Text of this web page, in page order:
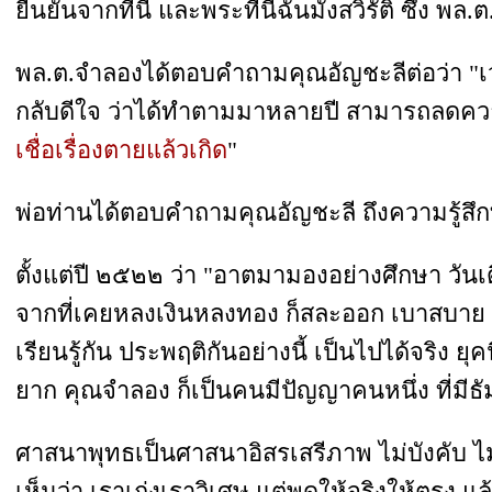
ยืนยันจากที่นี่ และพระที่นี่ฉันมังสวิรัติ ซึ่ง พล.
พล.ต.จำลองได้ตอบคำถามคุณอัญชะลีต่อว่า "เ
กลับดีใจ ว่าได้ทำตามมาหลายปี สามารถลด
เชื่อเรื่องตายแล้วเกิด"
พ่อท่านได้ตอบคำถามคุณอัญชะลี ถึงความรู้สึ
ตั้งแต่ปี ๒๕๒๒ ว่า "อาตมามองอย่างศึกษา วัน
จากที่เคยหลงเงินหลงทอง ก็สละออก เบาสบ
เรียนรู้กัน ประพฤติกันอย่างนี้ เป็นไปได้จริง ยุ
ยาก คุณจำลอง ก็เป็นคนมีปัญญาคนหนึ่ง ที่มีธั
ศาสนาพุทธเป็นศาสนาอิสรเสรีภาพ ไม่บังคับ